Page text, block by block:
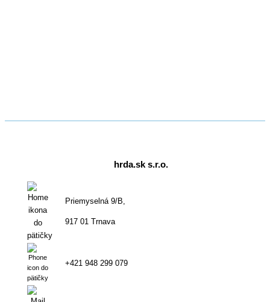
hrda.sk s.r.o.
Priemyselná 9/B,
917 01 Trnava
+421 948 299 079